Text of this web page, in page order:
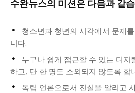
수완뉴스의 미션은 다음과 같
청소년과 청년의 시각에서 문제
니다.
누구나 쉽게 접근할 수 있는 디지
하고, 단 한 명도 소외되지 않도록 합
독립 언론으로서 진실을 알리고